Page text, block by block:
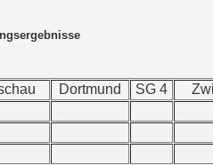
Dortmund SG 4